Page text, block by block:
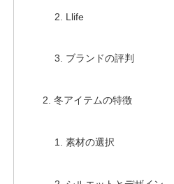
Llife
ブランドの評判
冬アイテムの特徴
素材の選択